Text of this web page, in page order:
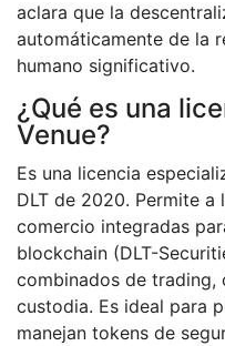
aclara que la
automáticamente de la
humano significativo.
¿Qué es una
Venue?
Es una licencia
DLT de 2020. Permite
comercio integradas
blockchain (DLT-
combinados de trading,
custodia. Es ideal para
manejan tokens de